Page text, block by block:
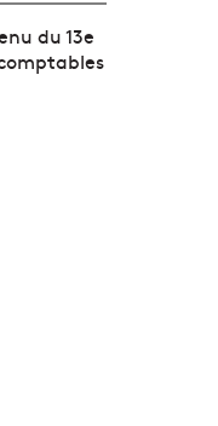
du 13e